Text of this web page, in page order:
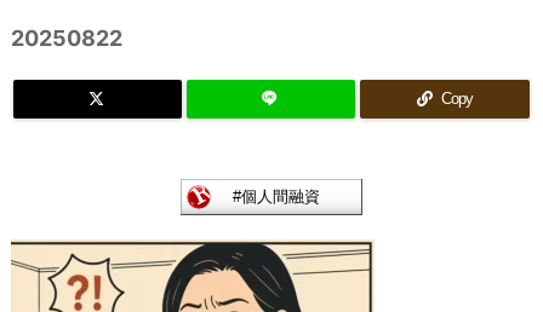
20250822
Copy